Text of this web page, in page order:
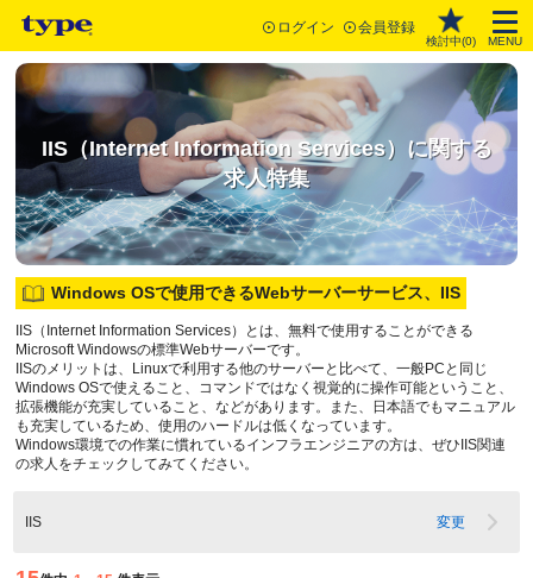
ログイン 会員登録
検討中(0) MENU
IIS（Internet Information Services）に関する
求人特集
Windows OSで使用できるWebサーバーサービス、IIS
IIS（Internet Information Services）とは、無料で使用することができる
Microsoft Windowsの標準Webサーバーです。
IISのメリットは、Linuxで利用する他のサーバーと比べて、一般PCと同じ
Windows OSで使えること、コマンドではなく視覚的に操作可能ということ、
拡張機能が充実していること、などがあります。また、日本語でもマニュアル
も充実しているため、使用のハードルは低くなっています。
Windows環境での作業に慣れているインフラエンジニアの方は、ぜひIIS関連
の求人をチェックしてみてください。
IIS 変更